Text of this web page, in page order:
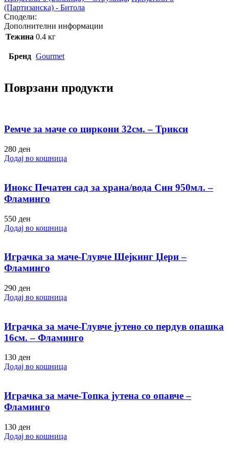
(Партизанска) - Битола
Сподели:
Дополнителни информации
Тежина 0.4 кг
Бренд Gourmet
Поврзани продукти
Ремче за маче со циркони 32см. – Трикси
280 ден
Додај во кошница
Инокс Печатен сад за храна/вода Син 950мл. –
Фламинго
550 ден
Додај во кошница
Играчка за маче-Глувче Шејкинг Џери –
Фламинго
290 ден
Додај во кошница
Играчка за маче-Глувче јутено со пердув опашка
16см. – Фламинго
130 ден
Додај во кошница
Играчка за маче-Топка јутена со опавче –
Фламинго
130 ден
Додај во кошница